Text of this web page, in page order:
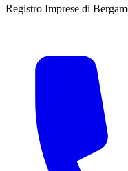
Registro Imprese di